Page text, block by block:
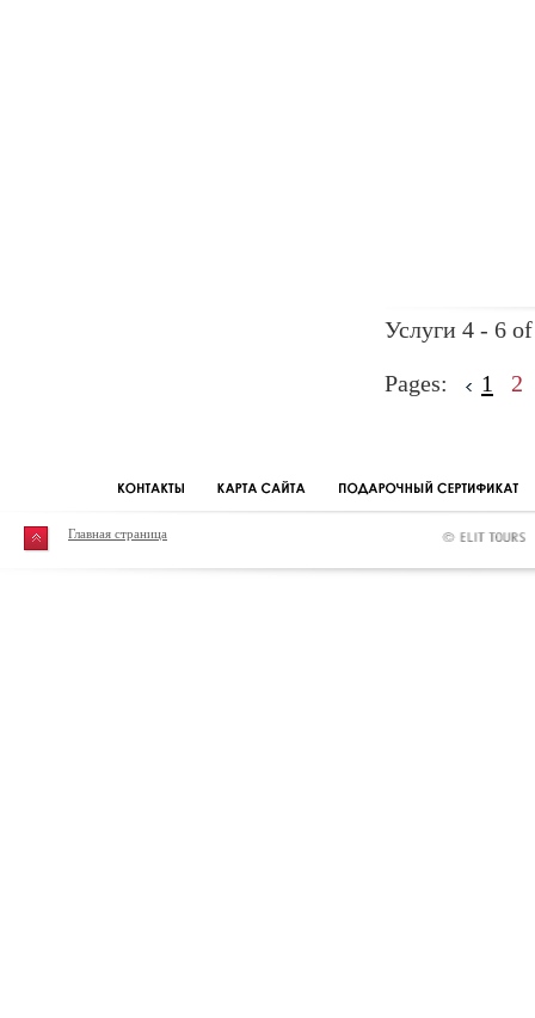
Услуги 4 - 6
Pages: 1 2
Главная страница